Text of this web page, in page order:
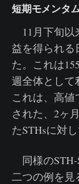
短期モメンタ
11月下旬以
益を得られる
た。これは
週全体として
これは、高値
された、2ヶ
たSTHsに対
同様のSTH-
二つの例を